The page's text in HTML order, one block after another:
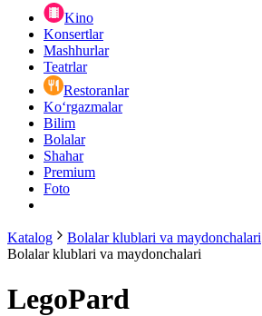
Kino
Konsertlar
Mashhurlar
Teatrlar
Restoranlar
Ko‘rgazmalar
Bilim
Bolalar
Shahar
Premium
Foto
Katalog Bolalar klublari va maydonchalari
Bolalar klublari va maydonchalari
LegoPard